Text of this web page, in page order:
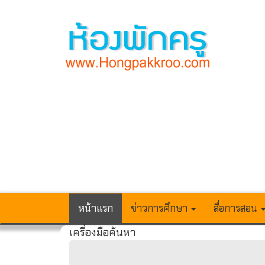
หน้าแรก ข่าวการศึกษา สื่อการสอน
เครื่องมือค้นหา